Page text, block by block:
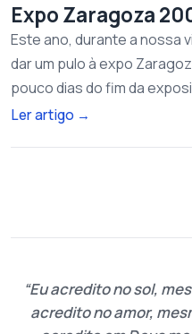
Expo Zaragoza
Este ano, durante a nossa
dar um pulo à expo
pouco dias do fim da
Ler artigo →
Eu acredito no sol,
acredito no amor,